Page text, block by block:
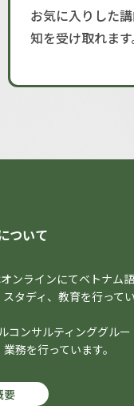
お気に入りした
知を受け取れます
ついて
ンラインにてベトナム語
タディ、教育を行ってい
コンサルティンググルー
務を行っています。
要